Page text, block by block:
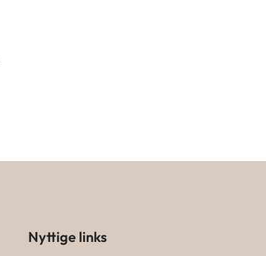
Nyttige links